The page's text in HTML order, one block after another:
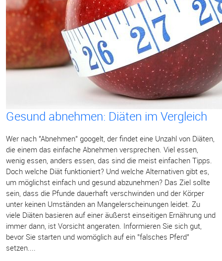
Gesund abnehmen: Diäten im Vergleich
Wer nach "Abnehmen" googelt, der findet eine Unzahl von Diäten,
die einem das einfache Abnehmen versprechen. Viel essen,
wenig essen, anders essen, das sind die meist einfachen Tipps.
Doch welche Diät funktioniert? Und welche Alternativen gibt es,
um möglichst einfach und gesund abzunehmen? Das Ziel sollte
sein, dass die Pfunde dauerhaft verschwinden und der Körper
unter keinen Umständen an Mangelerscheinungen leidet. Zu
viele Diäten basieren auf einer äußerst einseitigen Ernährung und
immer dann, ist Vorsicht angeraten. Informieren Sie sich gut,
bevor Sie starten und womöglich auf ein "falsches Pferd"
setzen....